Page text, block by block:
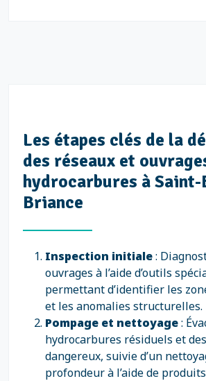
Les étapes clés de la
des réseaux et
hydrocarbures à Saint-
Briance
Inspection initiale:
ouvrages à l’aide d’outils
permettant d’identifier les
et les anomalies structurelles.
Pompage et nettoyage:
hydrocarbures résiduels et
dangereux, suivie d’un
profondeur à l’aide de